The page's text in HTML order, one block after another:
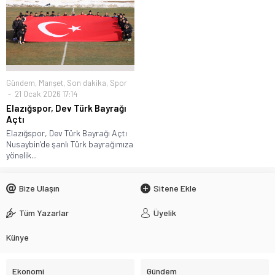
Gündem, Manşet, Son dakika, Spor
21 Ocak 2026 17:14
Elazığspor, Dev Türk Bayrağı
Açtı
Elazığspor, Dev Türk Bayrağı Açtı
Nusaybin’de şanlı Türk bayrağımıza
yönelik...
Bize Ulaşın Sitene Ekle
Tüm Yazarlar Üyelik
Künye
Ekonomi Gündem